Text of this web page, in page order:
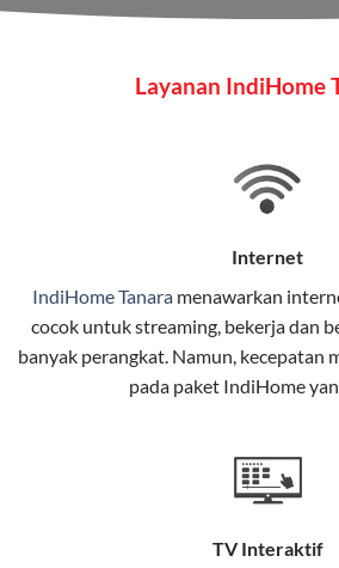
hiburan berkualitas tinggi.
pengguna rumah dan bisnis.
stabil, dan memiliki berbagai
Selain internet, layanan
interaktif (IndiHome TV) dan
satu paket.
Teknologi di Balik WiFi IndiHome
Wifi IndiHome menggunakan
menggunakan kabel serat optik
Layanan IndiHome
Internet
IndiHome Tanara menawarkan
cocok untuk streaming, bekerja dan
banyak perangkat. Namun, kecepatan
pada paket IndiHome
TV Interaktif